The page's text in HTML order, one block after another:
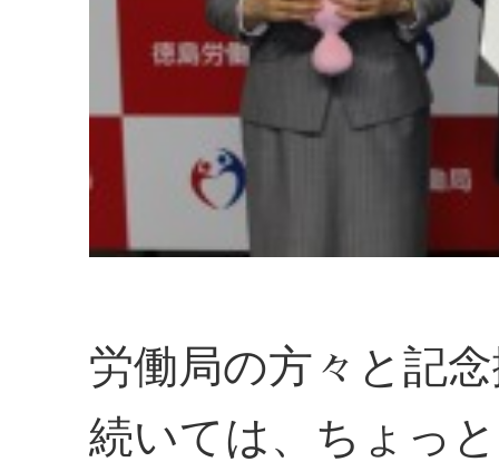
労働局の方々と記
続いては、ちょっ